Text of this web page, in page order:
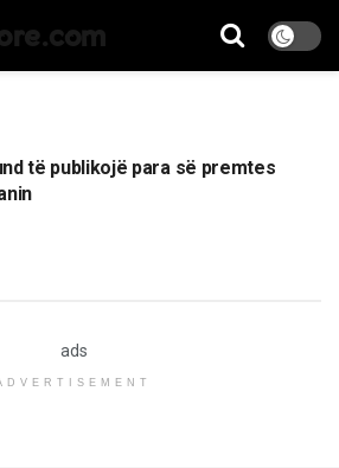
të publikojë para së premtes
ads